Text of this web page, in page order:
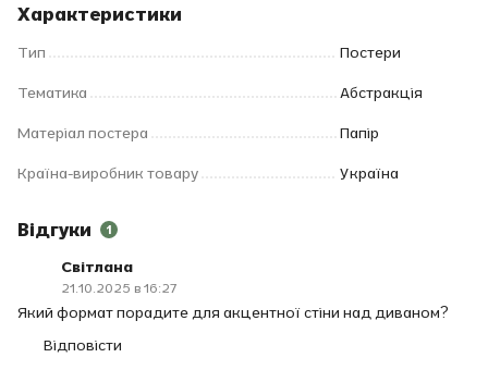
Характеристики
Тип Постери
Тематика Абстракція
Матеріал постера Папір
Країна-виробник товару Україна
Відгуки 1
Світлана
21.10.2025 в 16:27
Який формат порадите для акцентної стіни над диваном?
Відповісти